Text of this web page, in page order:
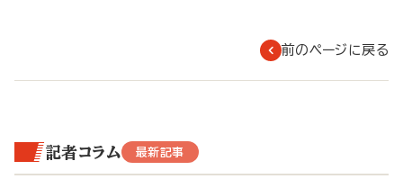
前のページに戻る
記者コラム 最新記事